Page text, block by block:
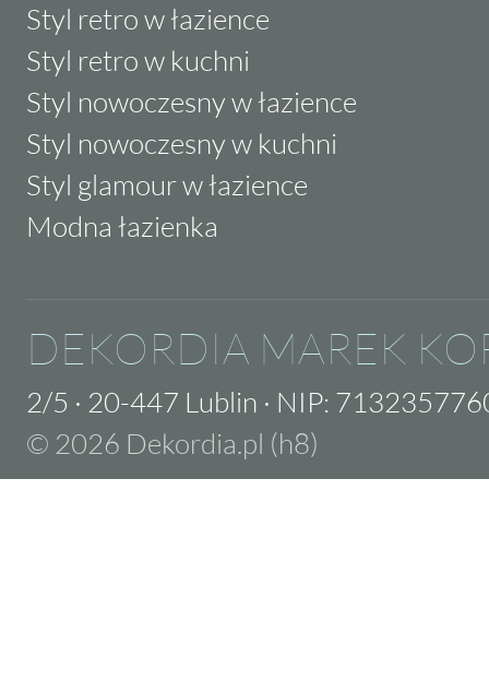
Styl retro w łazience
Styl retro w kuchni
Styl nowoczesny w łazience
Styl nowoczesny w kuchni
Styl glamour w łazience
Modna łazienka
DEKORDIA MAREK
2/5 · 20-447 Lublin · NIP:
© 2026 Dekordia.pl (h8)